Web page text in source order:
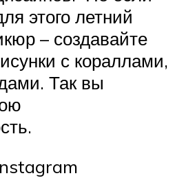
этого летний
– создавайте
с кораллами,
Так вы